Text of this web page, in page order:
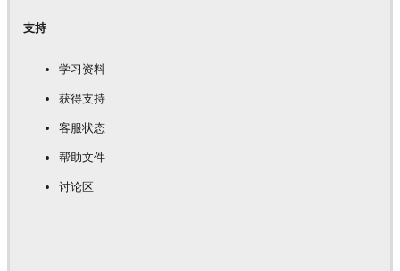
支持
学习资料
获得支持
客服状态
帮助文件
讨论区